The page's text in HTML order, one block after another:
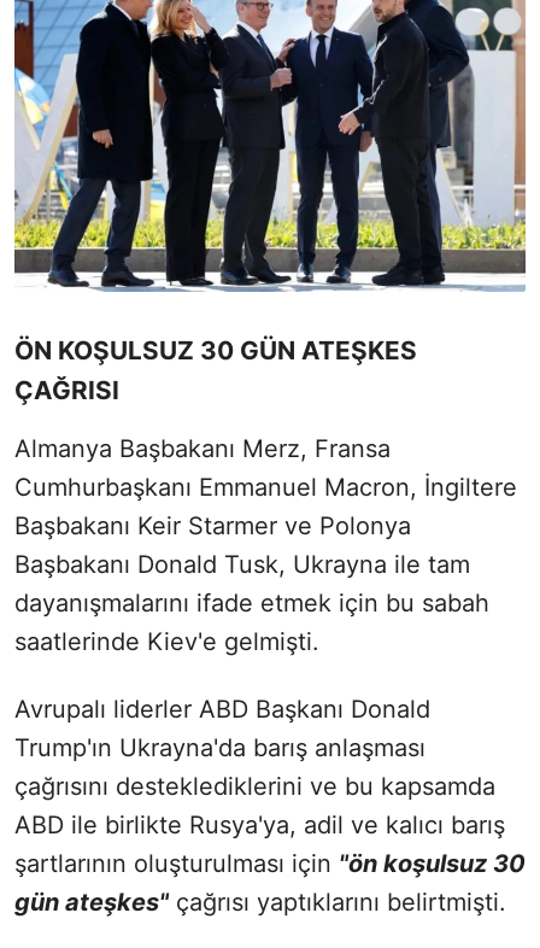
ÖN KOŞULSUZ 30 GÜN ATEŞKES
ÇAĞRISI
Almanya Başbakanı Merz, Fransa
Cumhurbaşkanı Emmanuel Macron, İngiltere
Başbakanı Keir Starmer ve Polonya
Başbakanı Donald Tusk, Ukrayna ile tam
dayanışmalarını ifade etmek için bu sabah
saatlerinde Kiev'e gelmişti.
Avrupalı liderler ABD Başkanı Donald
Trump'ın Ukrayna'da barış anlaşması
çağrısını desteklediklerini ve bu kapsamda
ABD ile birlikte Rusya'ya, adil ve kalıcı barış
şartlarının oluşturulması için "ön koşulsuz 30
gün ateşkes"çağrısı yaptıklarını belirtmişti.